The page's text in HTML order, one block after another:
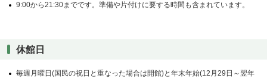
9:00から21:30までです。準備や片付けに要する時間も含まれています。
休館日
毎週月曜日(国民の祝日と重なった場合は開館)と年末年始(12月29日～翌年